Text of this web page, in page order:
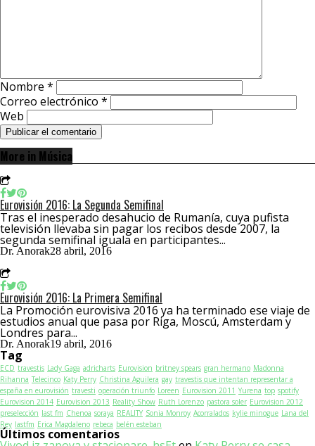
Nombre *
Correo electrónico *
Web
More in Música
Eurovisión 2016: La Segunda Semifinal
Tras el inesperado desahucio de Rumanía, cuya pufista
televisión llevaba sin pagar los recibos desde 2007, la
segunda semifinal iguala en participantes...
Dr. Anorak28 abril, 2016
Eurovisión 2016: La Primera Semifinal
La Promoción eurovisiva 2016 ya ha terminado ese viaje de
estudios anual que pasa por Riga, Moscú, Amsterdam y
Londres para...
Dr. Anorak19 abril, 2016
Tag
ECD travestis Lady Gaga adricharts Eurovision britney spears gran hermano Madonna
Rihanna Telecinco Katy Perry Christina Aguilera gay travestis que intentan representar a
españa en eurovisión travesti operación triunfo Loreen Eurovision 2011 Yurena top spotify
Eurovision 2014 Eurovision 2013 Reality Show Ruth Lorenzo pastora soler Eurovision 2012
preselección last fm Chenoa soraya REALITY Sonia Monroy Acorralados kylie minogue Lana del
Rey lastfm Erica Magdaleno rebeca belén esteban
Últimos comentarios